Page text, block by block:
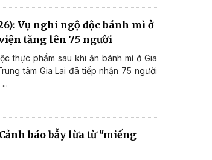
Vụ nghi ngộ độc bánh mì ở
tăng lên 75 người
thực phẩm sau khi ăn bánh mì ở Gia
tâm Gia Lai đã tiếp nhận 75 người
báo bẫy lừa từ "miếng